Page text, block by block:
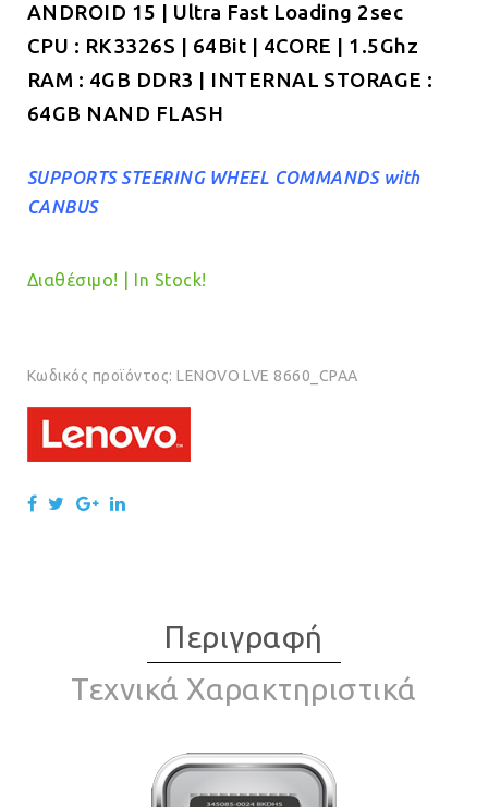
€599.00.
ANDROID 15 | Ultra Fast Loading 2sec
CPU : RK3326S | 64Bit | 4CORE | 1.5Ghz
RAM : 4GB DDR3 | INTERNAL STORAGE :
64GB NAND FLASH
SUPPORTS STEERING WHEEL COMMANDS with
CANBUS
Διαθέσιμο! | In Stock!
Κωδικός προϊόντος:LENOVO LVE 8660_CPAA
Περιγραφή
Τεχνικά Χαρακτηριστικά